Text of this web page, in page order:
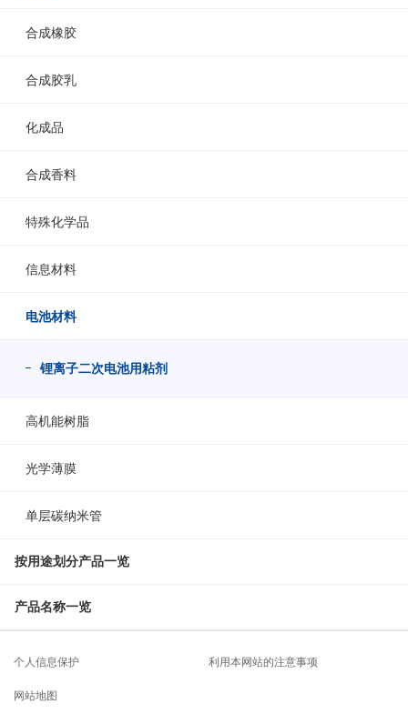
合成橡胶
合成胶乳
化成品
合成香料
特殊化学品
信息材料
电池材料
锂离子二次电池用粘剂
高机能树脂
光学薄膜
单层碳纳米管
按用途划分产品一览
产品名称一览
个人信息保护 利用本网站的注意事项
网站地图